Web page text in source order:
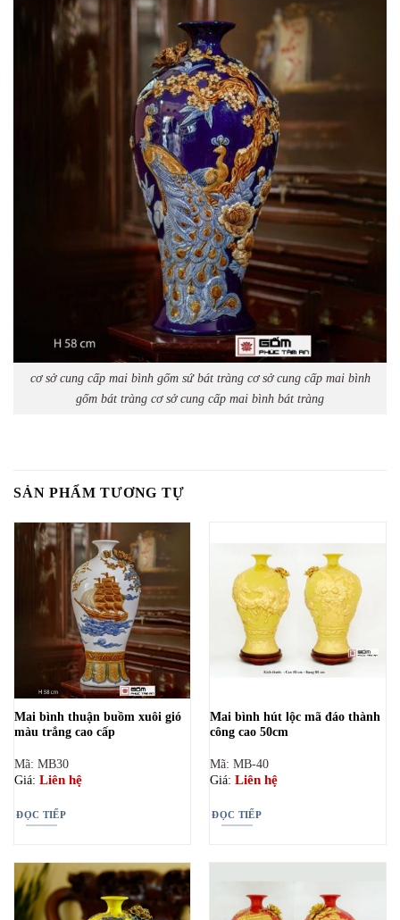
cơ sở cung cấp mai bình gốm sứ bát tràng cơ sở cung cấp mai bình
gốm bát tràng cơ sở cung cấp mai bình bát tràng
SẢN PHẨM TƯƠNG TỰ
Mai bình thuận buồm xuôi gió
màu trắng cao cấp
Mã: MB30
Giá: Liên hệ
ĐỌC TIẾP
Mai bình hút lộc mã đáo thành
công cao 50cm
Mã: MB-40
Giá: Liên hệ
ĐỌC TIẾP